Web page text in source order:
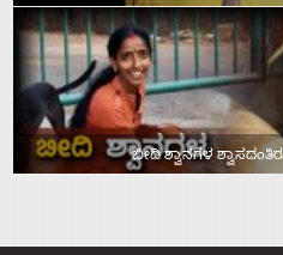
ಬೀದಿ ಶ್ವಾನಗಳ